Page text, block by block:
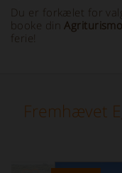
Du er forkælet for
booke din
ferie!
Fremhævet